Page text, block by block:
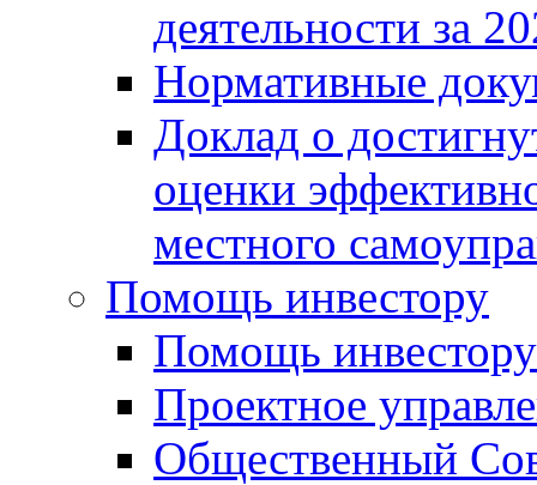
деятельности за
Нормативные
Доклад о
оценки
местного
Помощь инвестору
Помощь инвестору
Проектное
Общественный